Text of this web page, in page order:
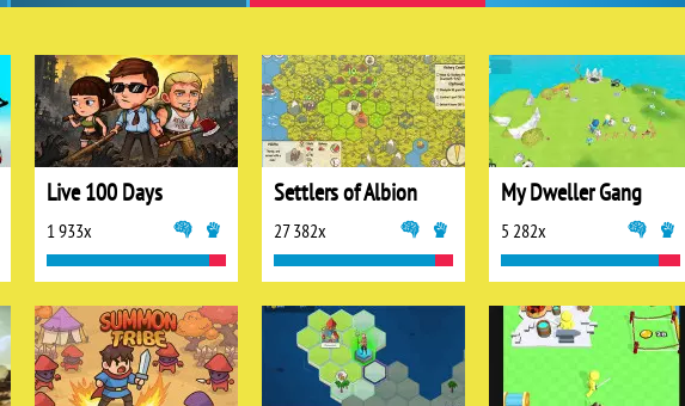
Live 100 Days
1 933x
Settlers of Albion
27 382x
My Dweller Gang
5 282x
1 007 507x
Forge of Empires
1 165 764x